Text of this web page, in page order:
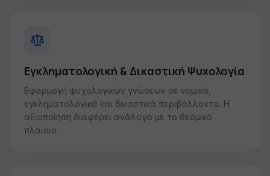
Εγκληματολογική & Δικαστική Ψυχολογία
Εφαρμογή ψυχολογικών γνώσεων σε νομικά,
εγκληματολογικά και δικαστικά περιβάλλοντα. Η
αξιοποίηση διαφέρει ανάλογα με το θεσμικό
πλαίσιο.